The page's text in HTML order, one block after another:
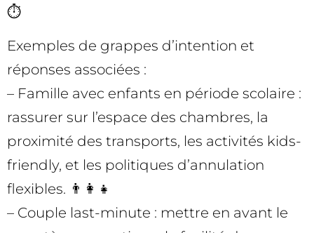
⏱️
Exemples de grappes d’intention et
réponses associées :
– Famille avec enfants en période scolaire :
rassurer sur l’espace des chambres, la
proximité des transports, les activités kids-
friendly, et les politiques d’annulation
flexibles. 👨‍👩‍👧
– Couple last-minute : mettre en avant le